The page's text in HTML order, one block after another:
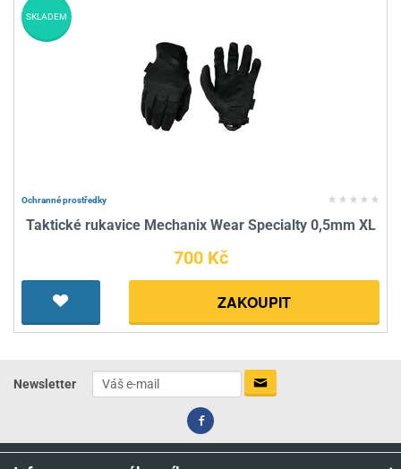
Ochranné prostředky
Taktické rukavice Mechanix Wear Specialty 0,5mm XL
700 Kč
ZAKOUPIT
SKLADEM
Newsletter